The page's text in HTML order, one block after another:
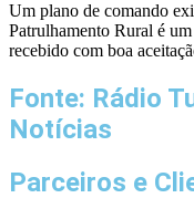
Um plano de comando
Patrulhamento Rural é
recebido com boa
Fonte: Rádio
Notícias
Parceiros e